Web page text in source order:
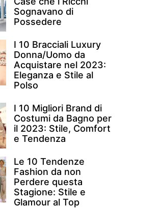
Sognavano di
Possedere
I 10 Bracciali Luxury
Donna/Uomo da
Acquistare nel 2023:
Eleganza e Stile al
Polso
I 10 Migliori Brand di
Costumi da Bagno per
il 2023: Stile, Comfort
e Tendenza
Le 10 Tendenze
Fashion da non
Perdere questa
Stagione: Stile e
Glamour al Top